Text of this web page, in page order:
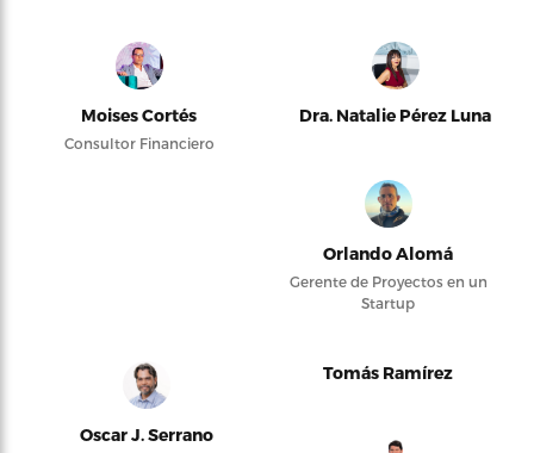
Moises Cortés
Consultor Financiero
Dra. Natalie Pérez Luna
Orlando Alomá
Gerente de Proyectos en un
Startup
Oscar J. Serrano
Tomás Ramírez